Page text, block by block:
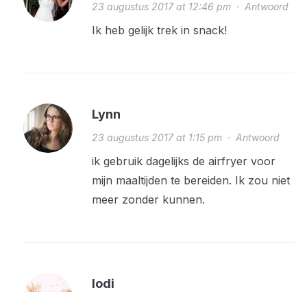
23 augustus 2017 at 12:46 pm· Antwoord
Ik heb gelijk trek in snack!
Lynn
23 augustus 2017 at 1:15 pm· Antwoord
ik gebruik dagelijks de airfryer voor
mijn maaltijden te bereiden. Ik zou niet
meer zonder kunnen.
lodi